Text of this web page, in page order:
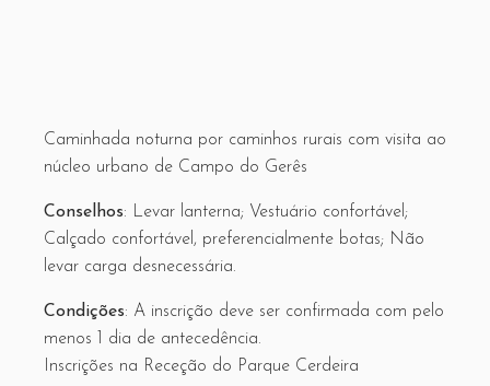
Caminhada noturna por caminhos rurais com visita ao
núcleo urbano de Campo do Gerês
Conselhos: Levar lanterna; Vestuário confortável;
Calçado confortável, preferencialmente botas; Não
levar carga desnecessária.
Condições: A inscrição deve ser confirmada com pelo
menos 1 dia de antecedência.
Inscrições na Receção do Parque Cerdeira